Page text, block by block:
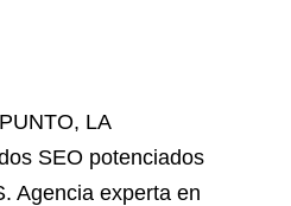
PUNTO, LA
SEO potenciados
Agencia experta en